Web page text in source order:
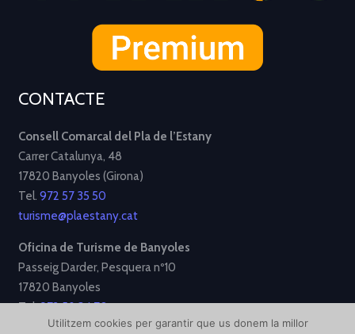
CONTACTE
Consell Comarcal del Pla de l’Estany
Carrer Catalunya, 48
17820 Banyoles (Girona)
Tel. 972 57 35 50
turisme@plaestany.cat
Oficina de Turisme de Banyoles
Passeig Darder, Pesquera nº10
17820 Banyoles
Tel.972 58 34 70
turisme@ajbanyoles.org
Utilitzem cookies per garantir que us donem la millor